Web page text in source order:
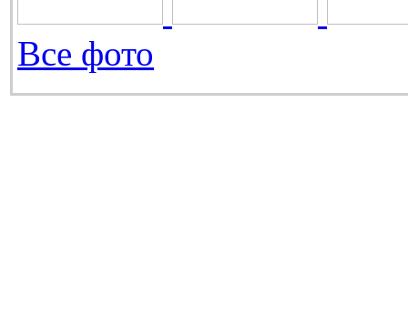
Все фото